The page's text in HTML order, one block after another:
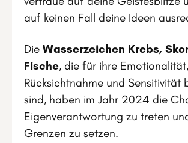
auf keinen Fall deine Ideen
Die Wasserzeichen Krebs,
Fische, die für ihre Emotionalität,
Rücksichtnahme und Sensitivität
sind, haben im Jahr 2024 die
Eigenverantwortung zu treten
Grenzen zu setzen.